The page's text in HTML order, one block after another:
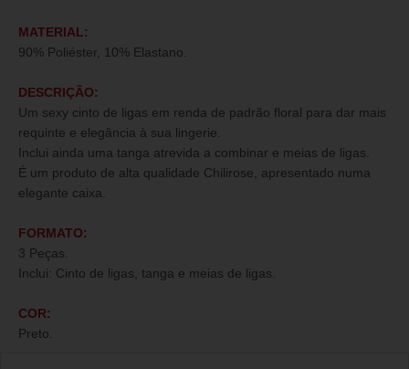
MATERIAL:
90% Poliéster, 10% Elastano.
DESCRIÇÃO:
Um sexy cinto de ligas em renda de padrão floral para dar mais
requinte e elegância à sua lingerie.
Inclui ainda uma tanga atrevida a combinar e meias de ligas.
É um produto de alta qualidade Chilirose, apresentado numa
elegante caixa.
FORMATO:
3 Peças.
Inclui: Cinto de ligas, tanga e meias de ligas.
COR:
Preto.